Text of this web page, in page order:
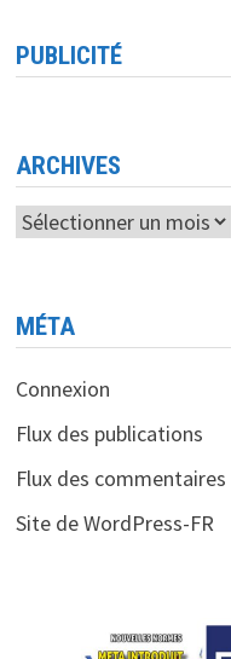
POSSIBLE
RACHAT
?
PUBLICITÉ
ARCHIVES
Archives
MÉTA
Connexion
Flux des publications
Flux des commentaires
Site de WordPress-FR